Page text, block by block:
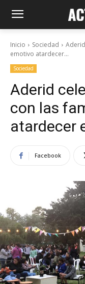
Inicio Sociedad
emotivo atardecer...
Sociedad
Aderid
con las
atardecer
Facebook